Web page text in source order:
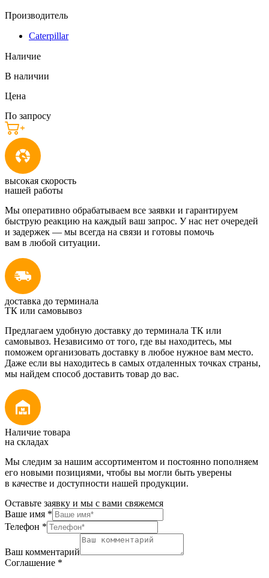
Производитель
Caterpillar
Наличие
В наличии
Цена
По запросу
высокая скорость
нашей работы
Мы оперативно обрабатываем все заявки и гарантируем
быструю реакцию на каждый ваш запрос. У нас нет очередей
и задержек — мы всегда на связи и готовы помочь
вам в любой ситуации.
доставка до терминала
ТК или самовывоз
Предлагаем удобную доставку до терминала ТК или
самовывоз. Независимо от того, где вы находитесь, мы
поможем организовать доставку в любое нужное вам место.
Даже если вы находитесь в самых отдаленных точках страны,
мы найдем способ доставить товар до вас.
Наличие товара
на складах
Мы следим за нашим ассортиментом и постоянно пополняем
его новыми позициями, чтобы вы могли быть уверены
в качестве и доступности нашей продукции.
Оставьте заявку и мы с вами свяжемся
Ваше имя *
Телефон *
Ваш комментарий
Соглашение *